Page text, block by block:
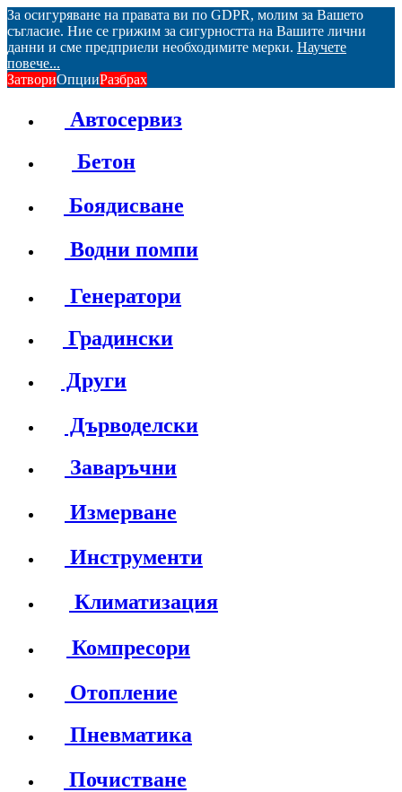
За осигуряване на правата ви по GDPR, молим за Вашето
съгласие. Ние се грижим за сигурността на Вашите лични
данни и сме предприели необходимите мерки. Научете
повече...
ЗатвориОпцииРазбрах
Автосервиз
Бетон
Боядисване
Водни помпи
Генератори
Градински
Други
Дърводелски
Заваръчни
Измерване
Инструменти
Климатизация
Компресори
Отопление
Пневматика
Почистване